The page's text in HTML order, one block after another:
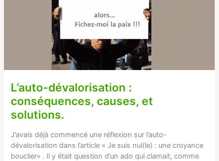
L’auto-dévalorisation :
conséquences, causes, et
solutions.
J’avais déjà commencé une réflexion sur l’auto-
dévalorisation dans l’article « Je suis nul(le) : une croyance
bouclier« . Il y était question d’un ado qui clamait, comme
causes,
solutions.